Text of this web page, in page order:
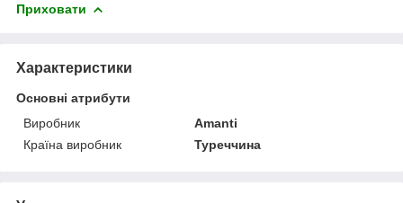
Приховати
Характеристики
Основні атрибути
Виробник
Amanti
Країна виробник
Туреччина